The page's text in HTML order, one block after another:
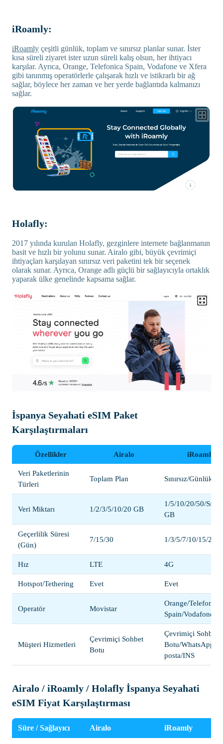
iRoamly:
iRoamly çeşitli günlük, toplam ve sınırsız planlar sunar. İster
kısa süreli ziyaret ister uzun süreli kalış olsun, her ihtiyacı
karşılar. Ayrıca, Orange, Telefonica Spain, Vodafone ve Xfera
gibi tanınmış operatörlerle çalışarak hızlı ve istikrarlı bir ağ
sağlar, böylece her zaman ve her yerde bağlantıda kalmanızı
sağlar.
Holafly:
2017 yılında kurulan Holafly, gezginlere internete bağlanmanın
basit ve hızlı bir yolunu sunar. Airalo gibi, büyük çevrimiçi
ihtiyaçları karşılayan sınırsız veri paketini tek bir seçenek
olarak sunar. Ayrıca, Orange adlı güçlü bir sağlayıcıyla ortaklık
yaparak ülke genelinde kapsama sağlar.
İspanya Seyahati eSIM Paket
Karşılaştırmaları
Özellikler Airalo iRoamly
Veri Paketlerinin
Türleri
Toplam Plan Sınırsız/Günlük/
Veri Miktarı 1/2/3/5/10/20 GB
1/5/10/20/50/
GB
Geçerlilik Süresi
(Gün)
7/15/30 1/3/5/7/10/15/20/
Hız LTE 4G
Hotspot/Tethering Evet Evet
Operatör Movistar
Orange/Telefonica
Spain/Vodafone/
Müşteri Hizmetleri
Çevrimiçi Sohbet
Botu
Çevrimiçi Sohbet
Botu/WhatsApp/E-
posta/INS
Airalo / iRoamly / Holafly İspanya Seyahati
eSIM Fiyat Karşılaştırması
Süre / Sağlayıcı Airalo iRoamly